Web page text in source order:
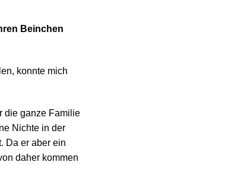
Beinchen
konnte mich
die ganze Familie
Nichte in der
Da er aber ein
daher kommen